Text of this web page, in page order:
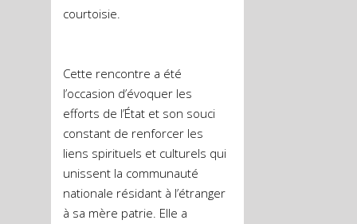
courtoisie.
Cette rencontre a été
l’occasion d’évoquer les
efforts de l’État et son souci
constant de renforcer les
liens spirituels et culturels qui
unissent la communauté
nationale résidant à l’étranger
à sa mère patrie. Elle a